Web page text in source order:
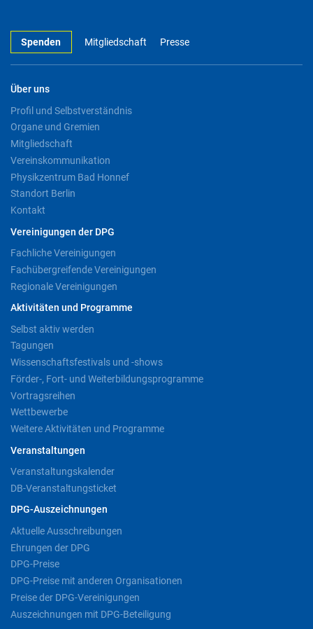
Spenden Mitgliedschaft Presse
Über uns
Profil und Selbstverständnis
Organe und Gremien
Mitgliedschaft
Vereinskommunikation
Physikzentrum Bad Honnef
Standort Berlin
Kontakt
Vereinigungen der DPG
Fachliche Vereinigungen
Fachübergreifende Vereinigungen
Regionale Vereinigungen
Aktivitäten und Programme
Selbst aktiv werden
Tagungen
Wissenschaftsfestivals und -shows
Förder-, Fort- und Weiterbildungsprogramme
Vortragsreihen
Wettbewerbe
Weitere Aktivitäten und Programme
Veranstaltungen
Veranstaltungskalender
DB-Veranstaltungsticket
DPG-Auszeichnungen
Aktuelle Ausschreibungen
Ehrungen der DPG
DPG-Preise
DPG-Preise mit anderen Organisationen
Preise der DPG-Vereinigungen
Auszeichnungen mit DPG-Beteiligung